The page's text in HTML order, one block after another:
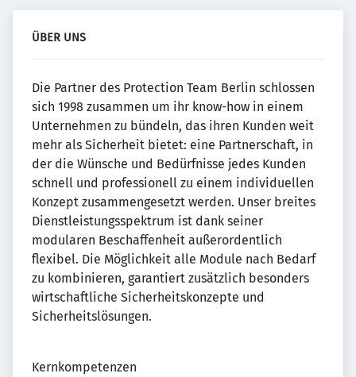
ÜBER UNS
Die Partner des Protection Team Berlin schlossen
sich 1998 zusammen um ihr know-how in einem
Unternehmen zu bündeln, das ihren Kunden weit
mehr als Sicherheit bietet: eine Partnerschaft, in
der die Wünsche und Bedürfnisse jedes Kunden
schnell und professionell zu einem individuellen
Konzept zusammengesetzt werden. Unser breites
Dienstleistungsspektrum ist dank seiner
modularen Beschaffenheit außerordentlich
flexibel. Die Möglichkeit alle Module nach Bedarf
zu kombinieren, garantiert zusätzlich besonders
wirtschaftliche Sicherheitskonzepte und
Sicherheitslösungen.
Kernkompetenzen